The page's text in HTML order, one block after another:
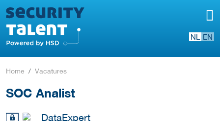
NL EN
Home Vacatures
SOC Analist
DataExpert